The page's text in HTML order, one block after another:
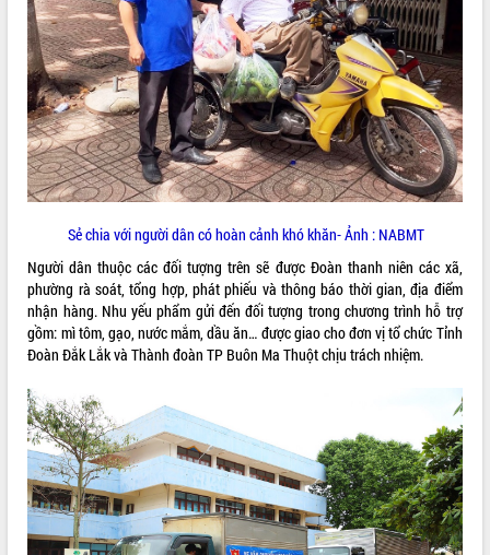
phát triển mới
Thường trực HĐND tỉnh Đắk Lắk gặp
mặt Đoàn chuyên gia y tế TP. Hồ Chí
Minh
Lễ truy điệu và an táng hài cốt liệt sĩ
tại Nghĩa trang Liệt sĩ xã Sơn Hòa
Bàn giải pháp tháo gỡ khó khăn trong
xuất khẩu sầu riêng và triển khai quy
Thứ trưởng Bộ Nông nghiệp và Môi
trường Nguyễn Hoàng Hiệp khảo sát
vùng trồng và doanh nghiệp đóng gói
sầu riêng tại Đắk Lắk
Trình diễn nghệ thuật chế biến các
món ăn từ sầu riêng
tiến đầu tư tỉnh
Ngành cá ngừ Đắk Lắk chủ động thích
ứng để giữ vững thị trường xuất khẩu
Diễn đàn Kinh tế tư nhân Việt Nam đột
phá cơ chế - Hợp tác công tư
Đề án 06 tạo bước ngoặt đột phá trong
cải cách hành chính tỉnh Đắk Lắk
THỐNG KÊ TRUY CẬP
Hôm nay: 38360
Tất cả: 66083683
Sẻ chia với người dân có hoàn cảnh khó khăn- Ảnh : NABMT
Người dân thuộc các đối tượng trên sẽ được Đoàn thanh niên các xã,
phường rà soát, tổng hợp, phát phiếu và thông báo thời gian, địa điểm
nhận hàng. Nhu yếu phẩm gửi đến đối tượng trong chương trình hỗ trợ
gồm: mì tôm, gạo, nước mắm, dầu ăn… được giao cho đơn vị tổ chức Tỉnh
Đoàn Đắk Lắk và Thành đoàn TP Buôn Ma Thuột chịu trách nhiệm.